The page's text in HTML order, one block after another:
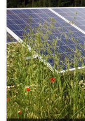
(CDR)
in
den
EU-
ETS
geplant"